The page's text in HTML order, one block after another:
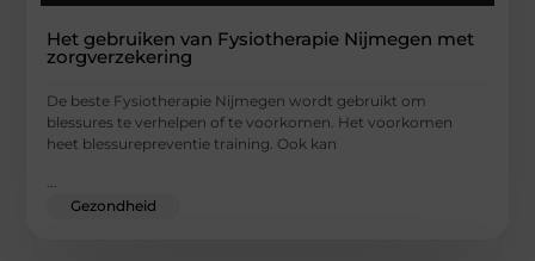
Het gebruiken van Fysiotherapie Nijmegen met
zorgverzekering
De beste Fysiotherapie Nijmegen wordt gebruikt om
blessures te verhelpen of te voorkomen. Het voorkomen
heet blessurepreventie training. Ook kan
...
Gezondheid